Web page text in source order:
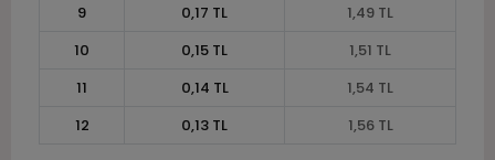
9
0,17 TL
1,49 TL
10
0,15 TL
1,51 TL
11
0,14 TL
1,54 TL
12
0,13 TL 1,56 TL